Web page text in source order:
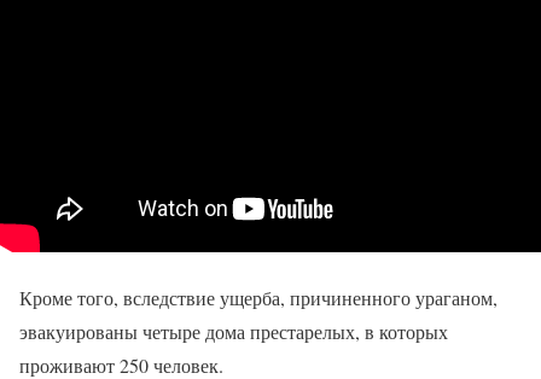
Кроме того, вследствие ущерба, причиненного ураганом,
эвакуированы четыре дома престарелых, в которых
проживают 250 человек.